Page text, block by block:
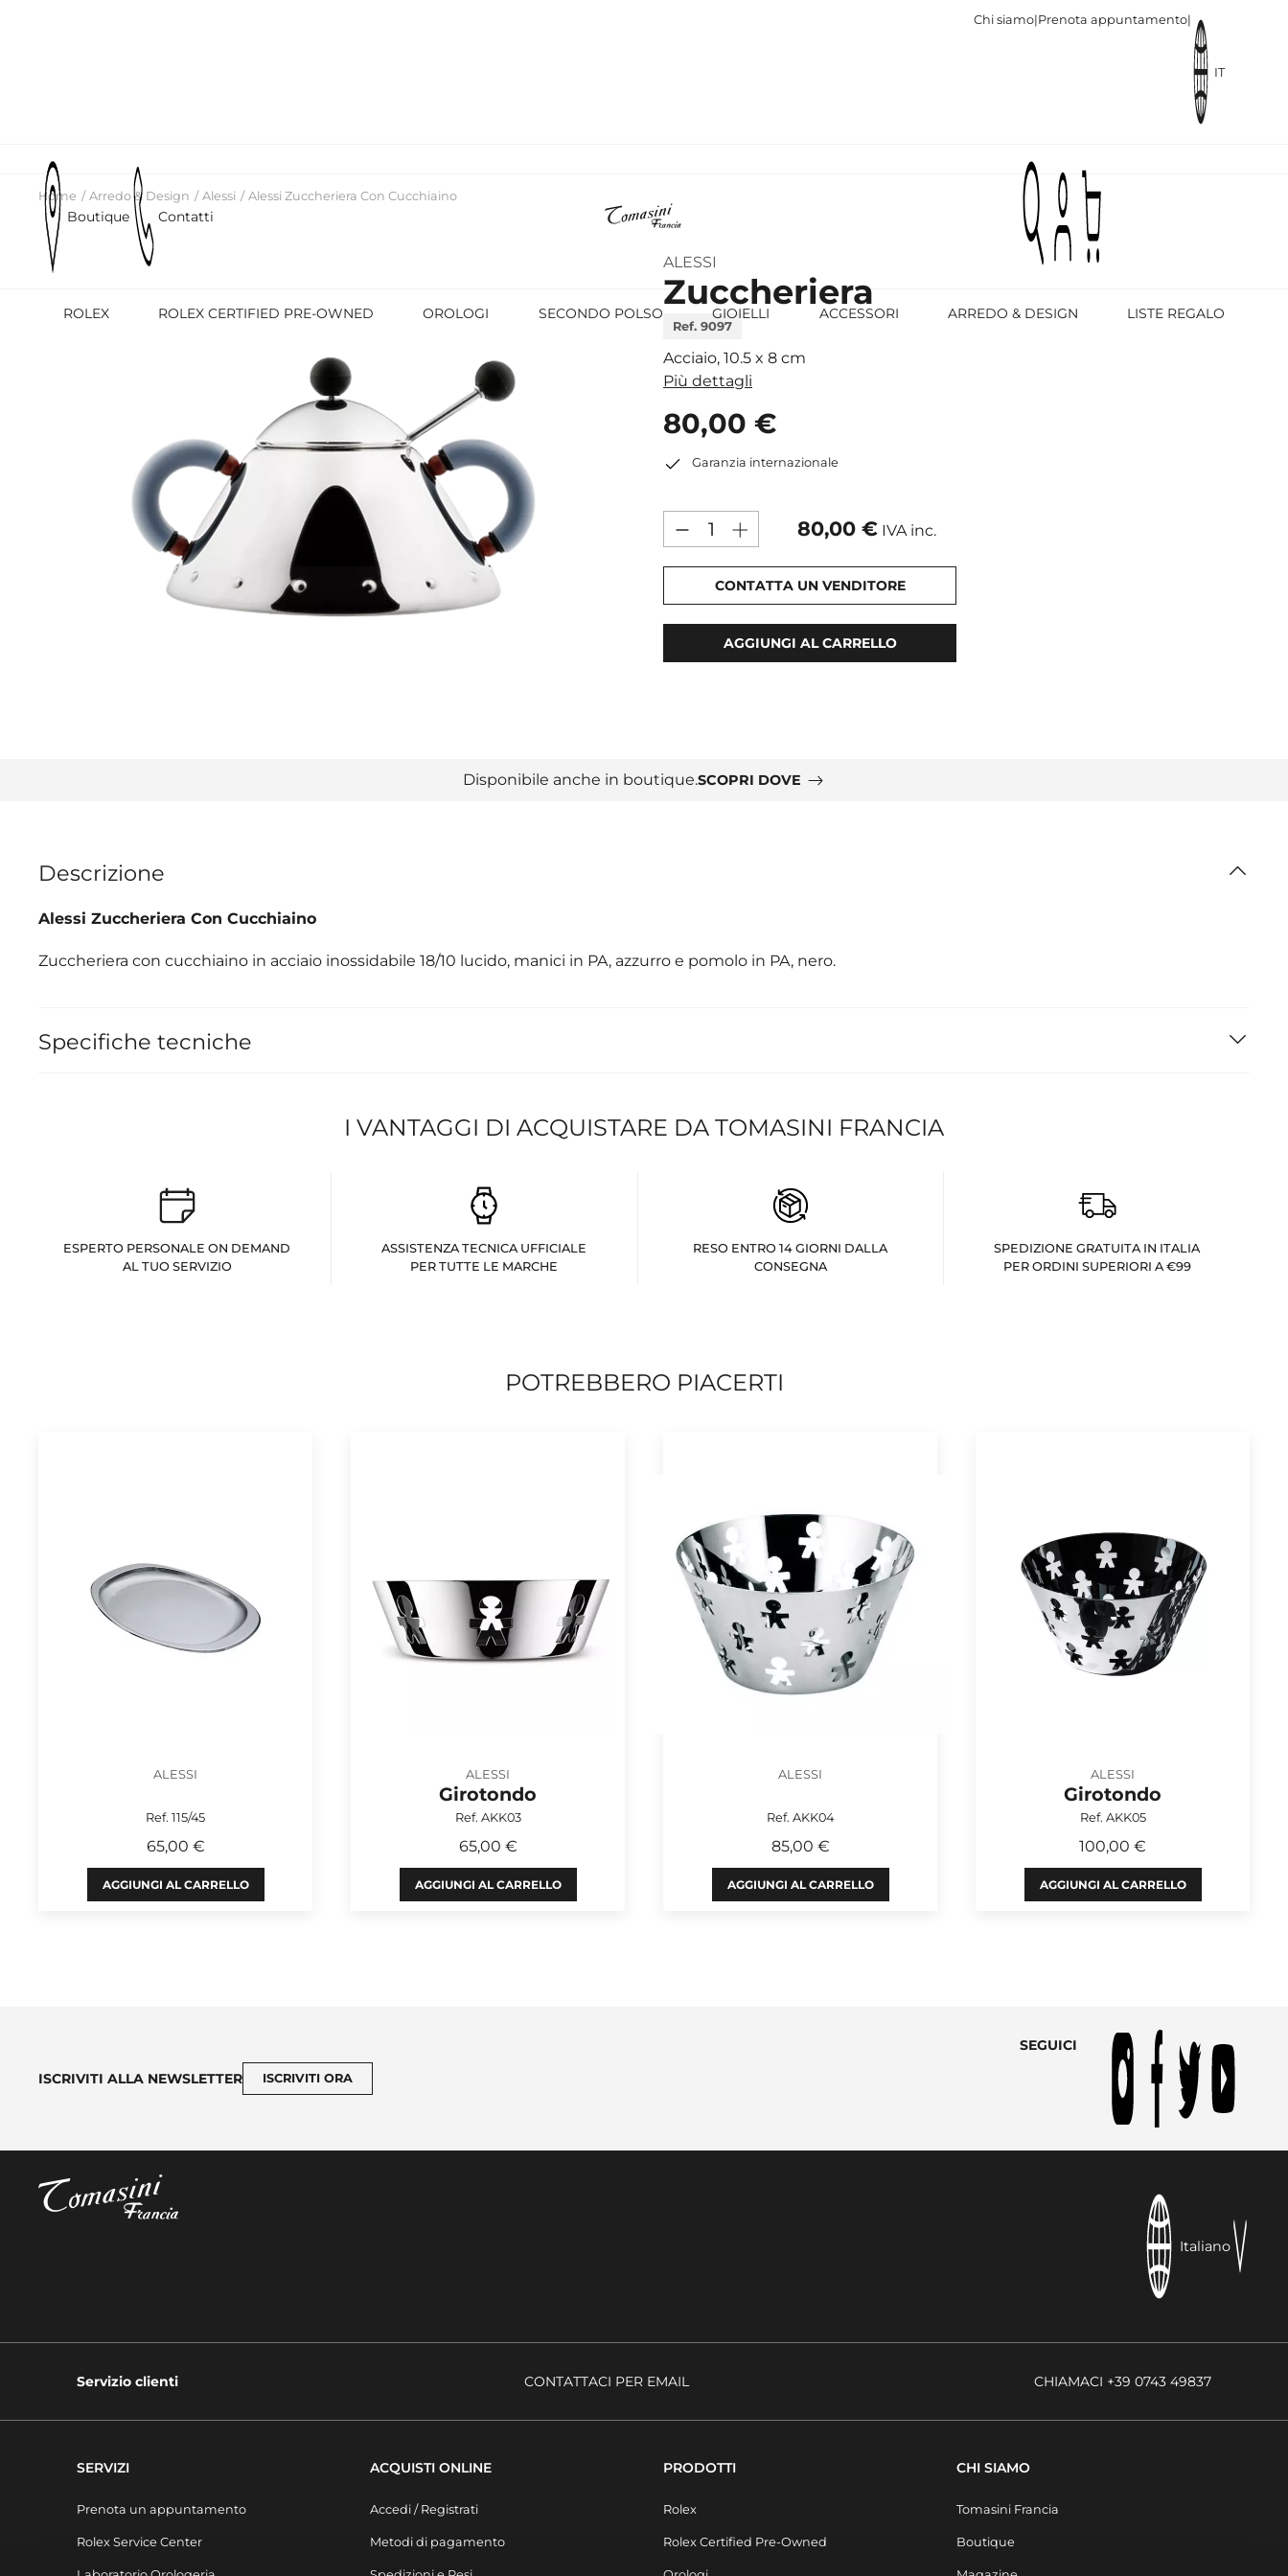
Chi siamo|Prenota appuntamento|
IT
Boutique Contatti
ROLEX ROLEX CERTIFIED PRE-OWNED OROLOGI SECONDO POLSO GIOIELLI ACCESSORI ARREDO & DESIGN LISTE REGALO
Home Arredo & Design Alessi Alessi Zuccheriera Con Cucchiaino
ALESSI
Zuccheriera
Ref. 9097
Acciaio, 10.5 x 8 cm
Più dettagli
80,00 €
Garanzia internazionale
80,00 € IVA inc.
CONTATTA UN VENDITORE
AGGIUNGI AL CARRELLO
Disponibile anche in boutique.SCOPRI DOVE
Descrizione
Alessi Zuccheriera Con Cucchiaino
Zuccheriera con cucchiaino in acciaio inossidabile 18/10 lucido, manici in PA, azzurro e pomolo in PA, nero.
Specifiche tecniche
I VANTAGGI DI ACQUISTARE DA TOMASINI FRANCIA
ESPERTO PERSONALE ON DEMAND
AL TUO SERVIZIO
ASSISTENZA TECNICA UFFICIALE
PER TUTTE LE MARCHE
RESO ENTRO 14 GIORNI DALLA
CONSEGNA
SPEDIZIONE GRATUITA IN ITALIA
PER ORDINI SUPERIORI A €99
POTREBBERO PIACERTI
ALESSI
Ref. 115/45
65,00 €
AGGIUNGI AL CARRELLO
ALESSI
Girotondo
Ref. AKK03
65,00 €
AGGIUNGI AL CARRELLO
ALESSI
Ref. AKK04
85,00 €
AGGIUNGI AL CARRELLO
ALESSI
Girotondo
Ref. AKK05
100,00 €
AGGIUNGI AL CARRELLO
ISCRIVITI ALLA NEWSLETTER ISCRIVITI ORA
SEGUICI
Italiano
Servizio clienti CONTATTACI PER EMAIL CHIAMACI +39 0743 49837
SERVIZI
Prenota un appuntamento
Rolex Service Center
ACQUISTI ONLINE
Accedi / Registrati
Metodi di pagamento
PRODOTTI
Rolex
Rolex Certified Pre-Owned
CHI SIAMO
Tomasini Francia
Boutique